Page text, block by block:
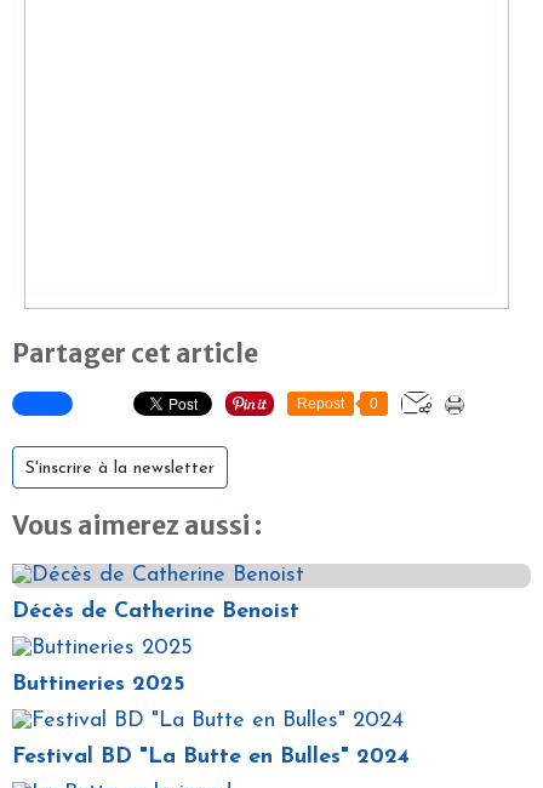
Partager cet article
Repost 0
S'inscrire à la newsletter
Vous aimerez aussi :
Décès de Catherine Benoist
Buttineries 2025
Festival BD "La Butte en Bulles" 2024